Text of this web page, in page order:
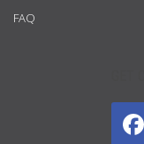
FAQ